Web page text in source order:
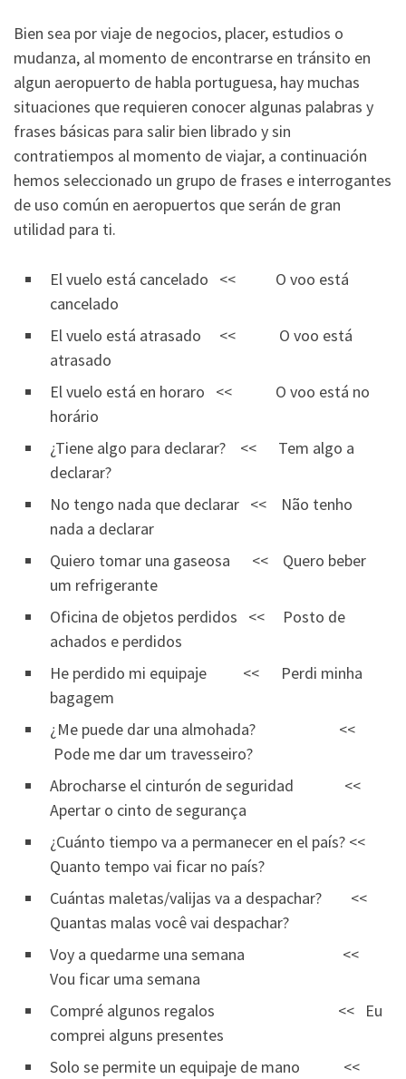
Bien sea por viaje de negocios, placer, estudios o
mudanza, al momento de encontrarse en tránsito en
algun aeropuerto de habla portuguesa, hay muchas
situaciones que requieren conocer algunas palabras y
frases básicas para salir bien librado y sin
contratiempos al momento de viajar, a continuación
hemos seleccionado un grupo de frases e interrogantes
de uso común en aeropuertos que serán de gran
utilidad para ti.
El vuelo está cancelado << O voo está
cancelado
El vuelo está atrasado << O voo está
atrasado
El vuelo está en horaro << O voo está no
horário
¿Tiene algo para declarar? << Tem algo a
declarar?
No tengo nada que declarar << Não tenho
nada a declarar
Quiero tomar una gaseosa << Quero beber
um refrigerante
Oficina de objetos perdidos << Posto de
achados e perdidos
He perdido mi equipaje << Perdi minha
bagagem
¿Me puede dar una almohada? <<
Pode me dar um travesseiro?
Abrocharse el cinturón de seguridad <<
Apertar o cinto de segurança
¿Cuánto tiempo va a permanecer en el país? <<
Quanto tempo vai ficar no país?
Cuántas maletas/valijas va a despachar? <<
Quantas malas você vai despachar?
Voy a quedarme una semana <<
Vou ficar uma semana
Compré algunos regalos << Eu
comprei alguns presentes
Solo se permite un equipaje de mano <<